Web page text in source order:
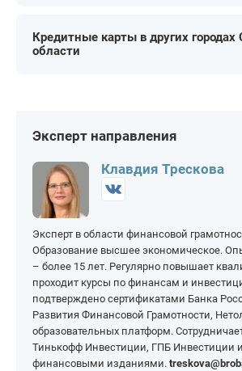
На 20 000 рублей
На 60
На 100 000 рублей
На 150 000 рублей
На 200 000 рублей
На 500
На 55 дней
На 100
На 150 дней
Кредитные карты в других городах
области
Невельск
Эксперт направления
Клавдия Трескова
Эксперт в области финансовой
Образование высшее экономическое.
– более 15 лет. Регулярно повышает
проходит курсы по финансам и
подтверждено сертификатами Банка
Развития Финансовой Грамотности,
образовательных платформ.
Тинькофф Инвестиции, ГПБ Инвестиции
финансовыми изданиями.